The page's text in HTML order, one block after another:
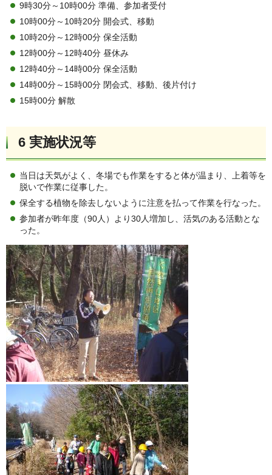
9時30分～10時00分 準備、参加者受付
10時00分～10時20分 開会式、移動
10時20分～12時00分 保全活動
12時00分～12時40分 昼休み
12時40分～14時00分 保全活動
14時00分～15時00分 閉会式、移動、後片付け
15時00分 解散
6 実施状況等
当日は天気がよく、冬場でも作業をすると体が温まり、上着等を
脱いで作業に従事した。
保全する植物を除去しないように注意を払って作業を行なった。
参加者が昨年度（90人）より30人増加し、活気のある活動とな
った。